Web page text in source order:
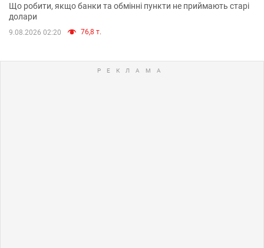
Що робити, якщо банки та обмінні пункти не приймають старі
долари
9.08.2026 02:20 76,8 т.